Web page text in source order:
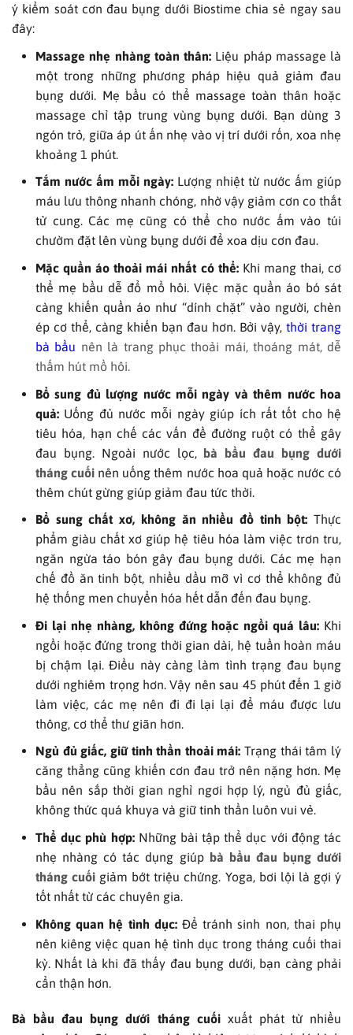
ý kiểm soát cơn đau bụng dưới Biostime chia sẻ ngay sau
đây:
Massage nhẹ nhàng toàn thân: Liệu pháp massage là
một trong những phương pháp hiệu quả giảm đau
bụng dưới. Mẹ bầu có thể massage toàn thân hoặc
massage chỉ tập trung vùng bụng dưới. Bạn dùng 3
ngón trỏ, giữa áp út ấn nhẹ vào vị trí dưới rốn, xoa nhẹ
khoảng 1 phút.
Tắm nước ấm mỗi ngày: Lượng nhiệt từ nước ấm giúp
máu lưu thông nhanh chóng, nhờ vậy giảm cơn co thắt
tử cung. Các mẹ cũng có thể cho nước ấm vào túi
chườm đặt lên vùng bụng dưới để xoa dịu cơn đau.
Mặc quần áo thoải mái nhất có thể: Khi mang thai, cơ
thể mẹ bầu dễ đổ mồ hôi. Việc mặc quần áo bó sát
càng khiến quần áo như “dính chặt” vào người, chèn
ép cơ thể, càng khiến bạn đau hơn. Bởi vậy, thời trang
bà bầu nên là trang phục thoải mái, thoáng mát, dễ
thấm hút mồ hôi.
Bổ sung đủ lượng nước mỗi ngày và thêm nước hoa
quả: Uống đủ nước mỗi ngày giúp ích rất tốt cho hệ
tiêu hóa, hạn chế các vấn đề đường ruột có thể gây
đau bụng. Ngoài nước lọc, bà bầu đau bụng dưới
tháng cuối nên uống thêm nước hoa quả hoặc nước có
thêm chút gừng giúp giảm đau tức thời.
Bổ sung chất xơ, không ăn nhiều đồ tinh bột: Thực
phẩm giàu chất xơ giúp hệ tiêu hóa làm việc trơn tru,
ngăn ngừa táo bón gây đau bụng dưới. Các mẹ hạn
chế đồ ăn tinh bột, nhiều dầu mỡ vì cơ thể không đủ
hệ thống men chuyển hóa hết dẫn đến đau bụng.
Đi lại nhẹ nhàng, không đứng hoặc ngồi quá lâu: Khi
ngồi hoặc đứng trong thời gian dài, hệ tuần hoàn máu
bị chậm lại. Điều này càng làm tình trạng đau bụng
dưới nghiêm trọng hơn. Vậy nên sau 45 phút đến 1 giờ
làm việc, các mẹ nên đi đi lại lại để máu được lưu
thông, cơ thể thư giãn hơn.
Ngủ đủ giấc, giữ tinh thần thoải mái:Trạng thái tâm lý
căng thẳng cũng khiến cơn đau trở nên nặng hơn. Mẹ
bầu nên sắp thời gian nghỉ ngơi hợp lý, ngủ đủ giấc,
không thức quá khuya và giữ tinh thần luôn vui vẻ.
Thể dục phù hợp: Những bài tập thể dục với động tác
nhẹ nhàng có tác dụng giúp bà bầu đau bụng dưới
tháng cuối giảm bớt triệu chứng. Yoga, bơi lội là gợi ý
tốt nhất từ các chuyên gia.
Không quan hệ tình dục: Để tránh sinh non, thai phụ
nên kiêng việc quan hệ tình dục trong tháng cuối thai
kỳ. Nhất là khi đã thấy đau bụng dưới, bạn càng phải
cẩn thận hơn.
Bà bầu đau bụng dưới tháng cuốixuất phát từ nhiều